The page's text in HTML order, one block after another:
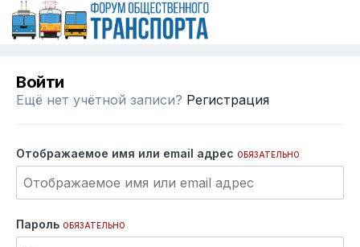
Войти
Ещё нет учётной записи? Регистрация
Отображаемое имя или email адрес ОБЯЗАТЕЛЬНО
Пароль ОБЯЗАТЕЛЬНО